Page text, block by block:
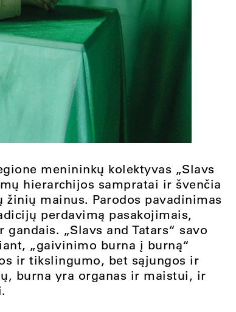
menininkų kolektyvas „Slavs
hierarchijos sampratai ir švenčia
mainus. Parodos pavadinimas
perdavimą pasakojimais,
„Slavs and Tatars“ savo
„gaivinimo burna į burną“
ir tikslingumo, bet sąjungos ir
burna yra organas ir maistui, ir